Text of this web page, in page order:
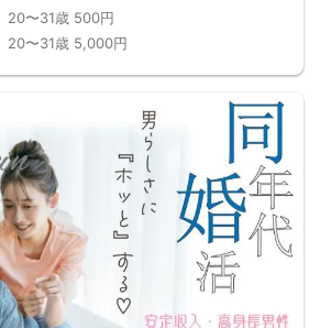
20〜31歳 500円
20〜31歳 5,000円